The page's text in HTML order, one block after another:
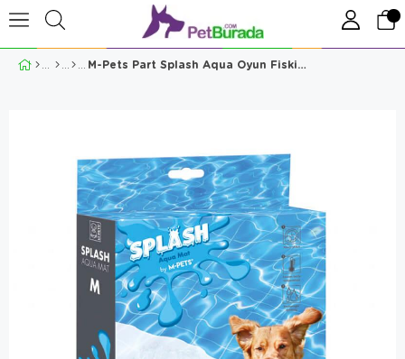
M-Pets Part Splash Aqua Oyun Fiskiyeli Oyun Havuzu 150 Cm